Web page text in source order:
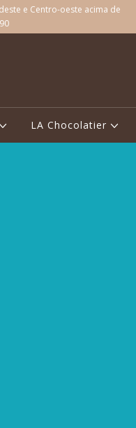
e Centro-oeste acima de
LA Chocolatier